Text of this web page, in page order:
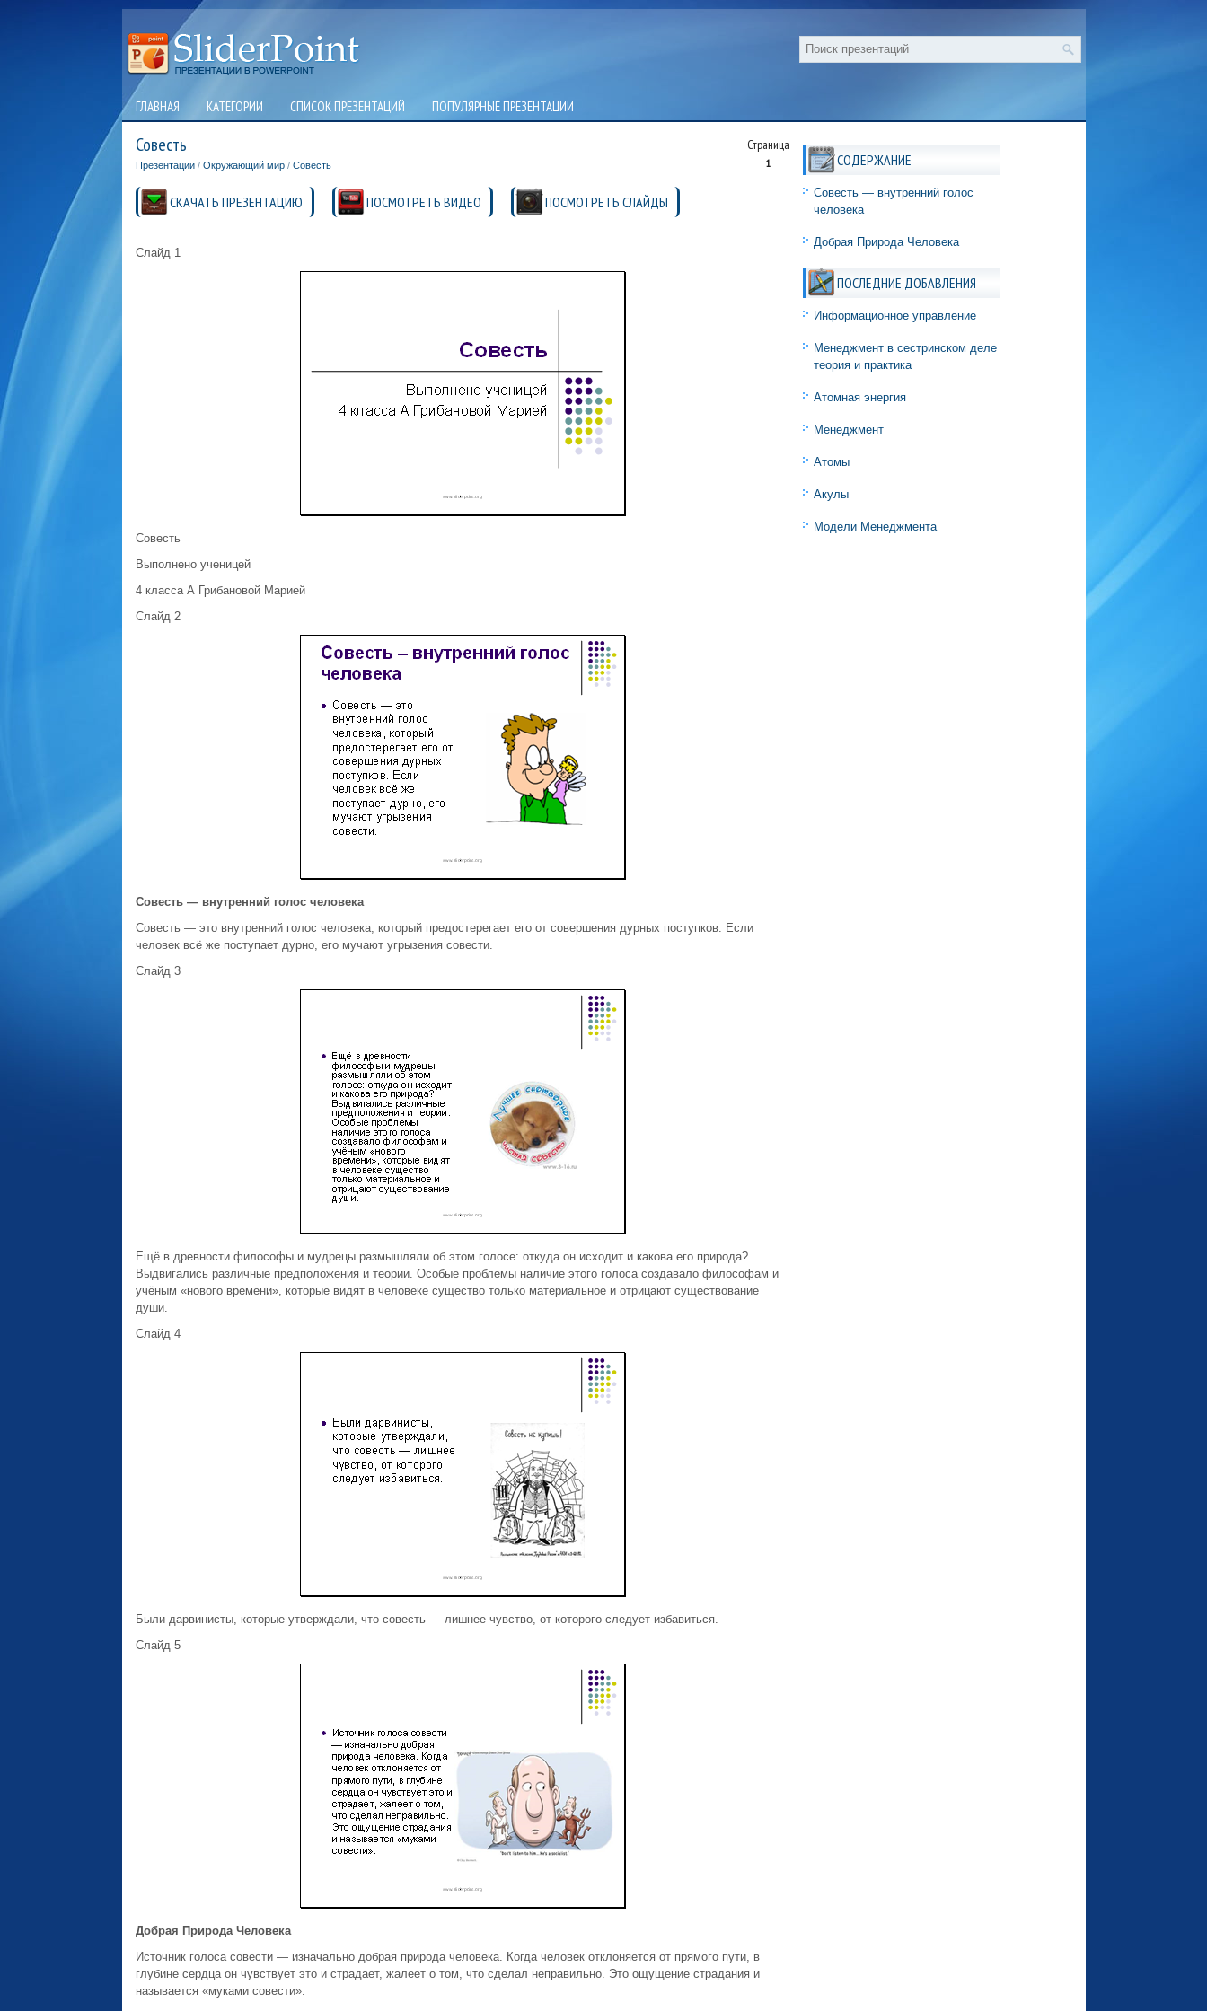
ГЛАВНАЯ КАТЕГОРИИ СПИСОК ПРЕЗЕНТАЦИЙ ПОПУЛЯРНЫЕ ПРЕЗЕНТАЦИИ
Совесть Страница
1
Презентации/ Окружающий мир/ Совесть
СКАЧАТЬ ПРЕЗЕНТАЦИЮ ПОСМОТРЕТЬ ВИДЕО ПОСМОТРЕТЬ СЛАЙДЫ
Слайд 1
Совесть
Выполнено ученицей
4 класса А Грибановой Марией
Слайд 2
Совесть — внутренний голос человека
Совесть — это внутренний голос человека, который предостерегает его от совершения дурных поступков. Если
человек всё же поступает дурно, его мучают угрызения совести.
Слайд 3
Ещё в древности философы и мудрецы размышляли об этом голосе: откуда он исходит и какова его природа?
Выдвигались различные предположения и теории. Особые проблемы наличие этого голоса создавало философам и
учёным «нового времени», которые видят в человеке существо только материальное и отрицают существование
души.
Слайд 4
Были дарвинисты, которые утверждали, что совесть — лишнее чувство, от которого следует избавиться.
Слайд 5
Добрая Природа Человека
Источник голоса совести — изначально добрая природа человека. Когда человек отклоняется от прямого пути, в
глубине сердца он чувствует это и страдает, жалеет о том, что сделал неправильно. Это ощущение страдания и
называется «муками совести».
СОДЕРЖАНИЕ
Совесть — внутренний голос
человека
Добрая Природа Человека
ПОСЛЕДНИЕ ДОБАВЛЕНИЯ
Информационное управление
Менеджмент в сестринском деле
теория и практика
Атомная энергия
Менеджмент
Атомы
Акулы
Модели Менеджмента